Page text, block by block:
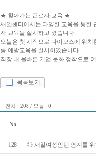
★ 찾아가는 근로자 교육 ★
새일센터에서는 다양한 교육을 통한
자 교육을 실시하고 있습니다.
오늘은 첫 시작으로 다이모스에 위
롱 예방교육을 실시하였습니다.
직장 내 올바른 기업 문화 정착으로
목록보기
전체 : 208 / 오늘 : 0
No
128 ◎ 새일여성인턴 연계를